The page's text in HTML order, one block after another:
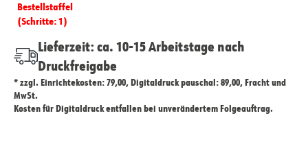
Bestellstaffel
(Schritte: 1)
Lieferzeit: ca. 10-15 Arbeitstage nach
Druckfreigabe
* zzgl. Einrichtekosten: 79,00, Digitaldruck pauschal: 89,00, Fracht und
MwSt.
Kosten für Digitaldruck entfallen bei unverändertem Folgeauftrag.